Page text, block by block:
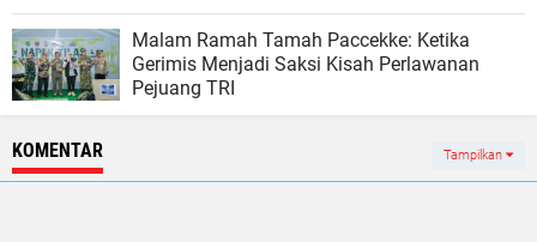
Malam Ramah Tamah Paccekke: Ketika
Gerimis Menjadi Saksi Kisah Perlawanan
Pejuang TRI
KOMENTAR Tampilkan